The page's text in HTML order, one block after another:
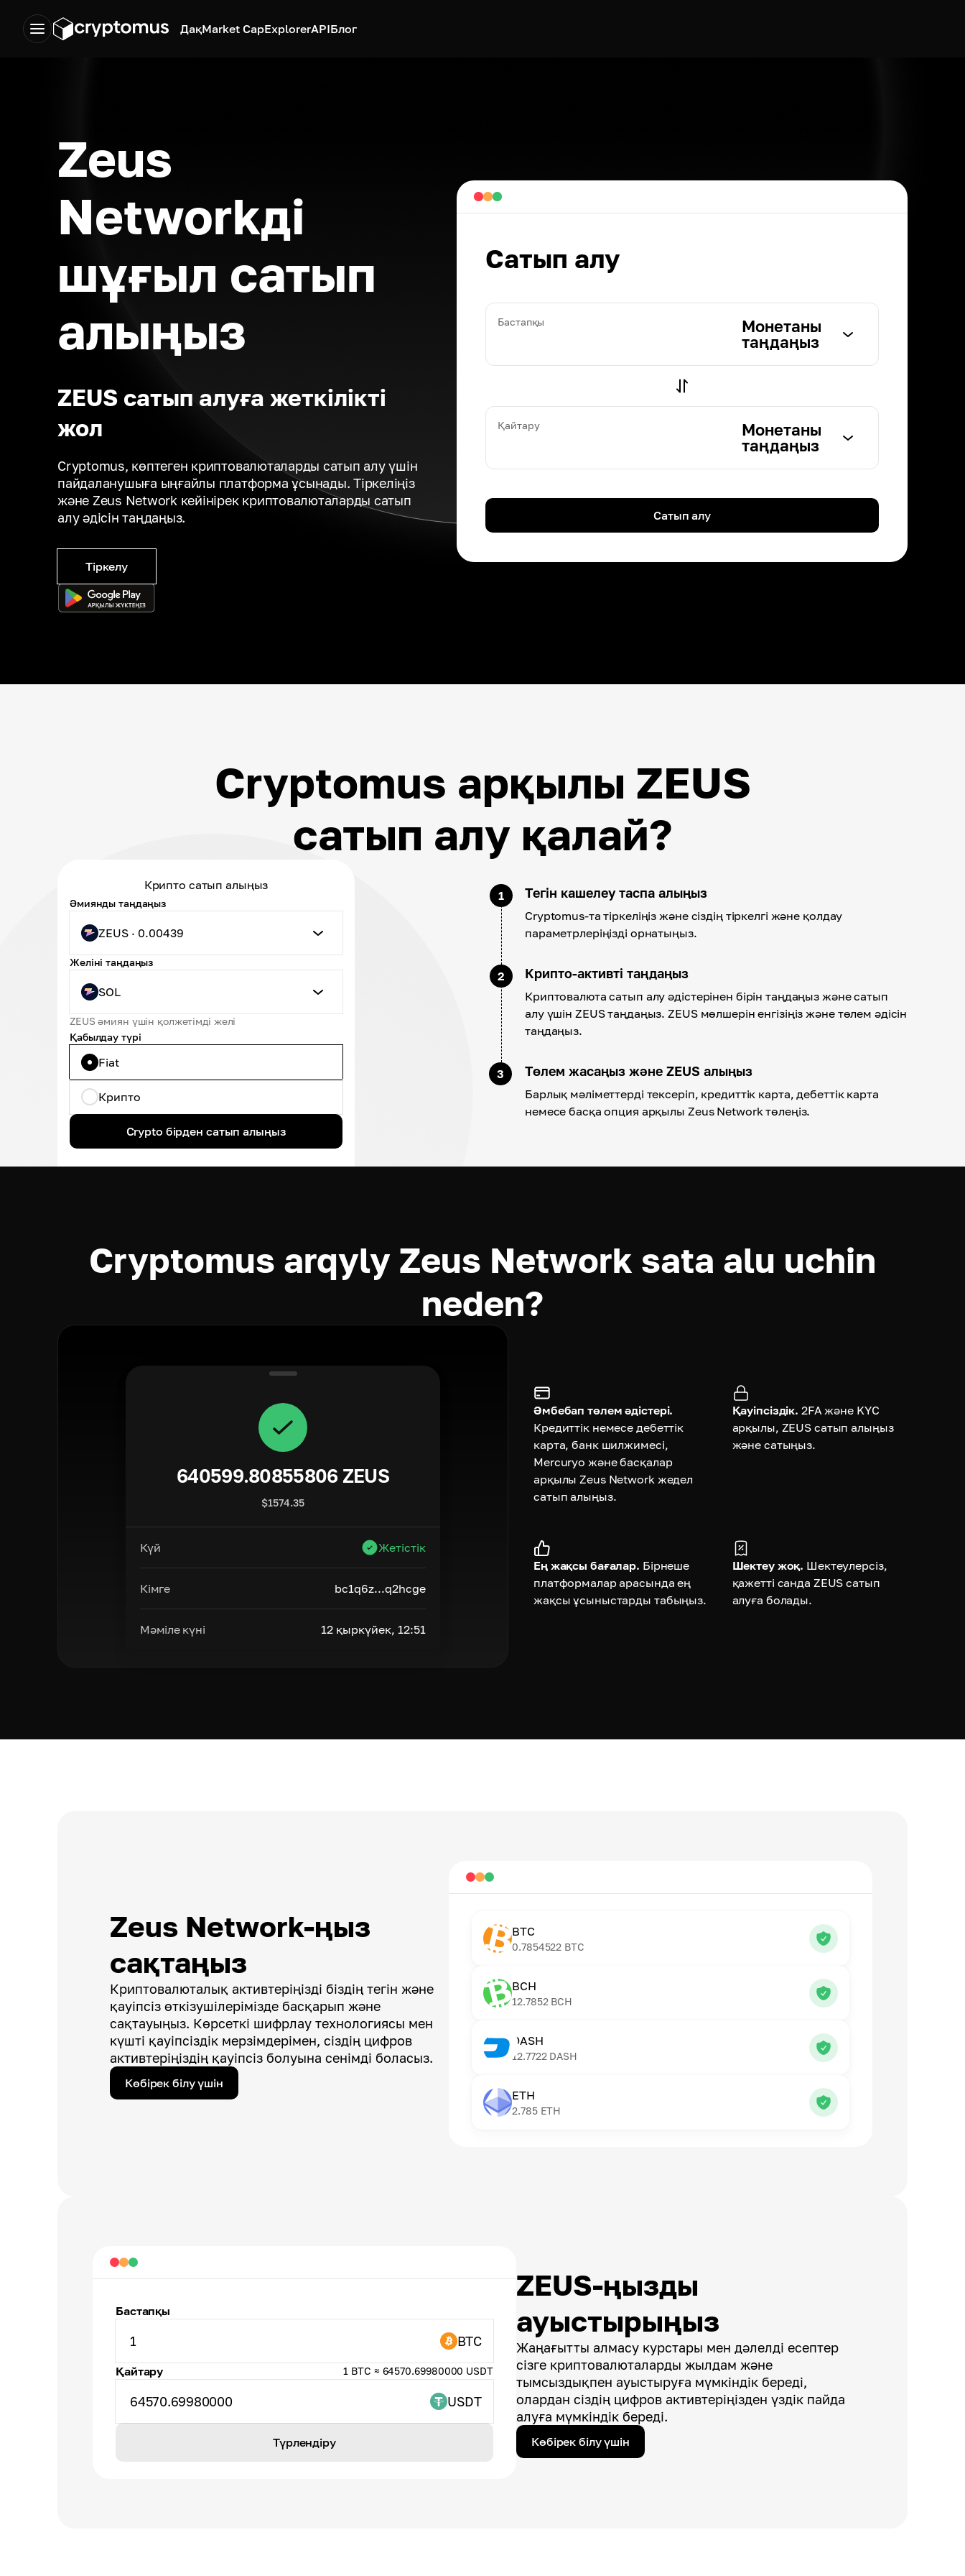
ДақMarket CapExplorerAPIБлог
Zeus
Networkді
шұғыл сатып
алыңыз
ZEUS сатып алуға жеткілікті
жол
Cryptomus, көптеген криптовалюталарды сатып алу үшін
пайдаланушыға ыңғайлы платформа ұсынады. Тіркеліңіз
және Zeus Network кейінірек криптовалюталарды сатып
алу әдісін таңдаңыз.
Тіркелу
Сатып алу
Бастапқы
Монетаны
таңдаңыз
Қайтару
Монетаны
таңдаңыз
Сатып алу
Cryptomus арқылы ZEUS
сатып алу қалай?
Крипто сатып алыңыз
Әмиянды таңдаңыз
ZEUS · 0.00439
Желіні таңдаңыз
SOL
ZEUS әмиян үшін қолжетімді желі
Қабылдау түрі
Fiat
Крипто
Crypto бірден сатып алыңыз
1 Тегін кашелеу таспа алыңыз
Cryptomus-та тіркеліңіз және сіздің тіркелгі және қолдау
параметрлеріңізді орнатыңыз.
2 Крипто-активті таңдаңыз
Криптовалюта сатып алу әдістерінен бірін таңдаңыз және сатып
алу үшін ZEUS таңдаңыз. ZEUS мөлшерін енгізіңіз және төлем әдісін
таңдаңыз.
3 Төлем жасаңыз және ZEUS алыңыз
Барлық мәліметтерді тексеріп, кредиттік карта, дебеттік карта
немесе басқа опция арқылы Zeus Network төлеңіз.
Cryptomus arqyly Zeus Network sata alu uchin
neden?
640599.80855806 ZEUS
$1574.35
Күй Жетістік
Кімге bc1q6z...q2hcge
Мәміле күні 12 қыркүйек, 12:51
Әмбебап төлем әдістері.
Кредиттік немесе дебеттік
карта, банк шилжимесі,
Mercuryo және басқалар
арқылы Zeus Network жедел
сатып алыңыз.
Қауіпсіздік. 2FA және KYC
арқылы, ZEUS сатып алыңыз
және сатыңыз.
Ең жақсы бағалар. Бірнеше
платформалар арасында ең
жақсы ұсыныстарды табыңыз.
Шектеу жоқ. Шектеулерсіз,
қажетті санда ZEUS сатып
алуға болады.
Zeus Network-ңыз
сақтаңыз
Криптовалюталық активтеріңізді біздің тегін және
қауіпсіз өткізушілерімізде басқарып және
сақтауыңыз. Көрсеткі шифрлау технологиясы мен
күшті қауіпсіздік мерзімдерімен, сіздің цифров
активтеріңіздің қауіпсіз болуына сенімді боласыз.
Көбірек білу үшін
BTC
0.7854522 BTC
BCH
12.7852 BCH
DASH
12.7722 DASH
ETH
2.785 ETH
ZEUS-ңызды
ауыстырыңыз
Жаңағытты алмасу курстары мен дәлелді есептер
сізге криптовалюталарды жылдам және
тымсыздықпен ауыстыруға мүмкіндік береді,
олардан сіздің цифров активтеріңізден үздік пайда
алуға мүмкіндік береді.
Көбірек білу үшін
Бастапқы
1 BTC
Қайтару 1 BTC ≈ 64570.69980000 USDT
64570.69980000 USDT
Түрлендіру